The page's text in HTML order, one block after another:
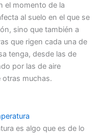
el momento de la
al suelo en el que se
sino que también a
que rigen cada una de
tenga, desde las de
por las de aire
muchas.
es algo que es de lo